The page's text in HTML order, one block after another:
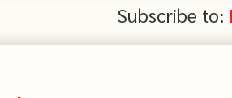
Subscribe to: